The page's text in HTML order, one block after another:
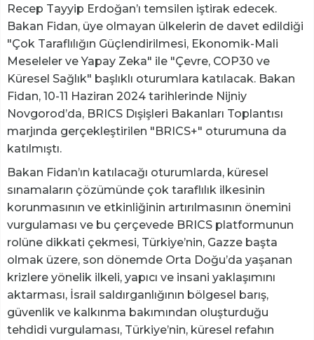
Recep Tayyip Erdoğan’ı temsilen iştirak edecek.
Bakan Fidan, üye olmayan ülkelerin de davet edildiği
"Çok Taraflılığın Güçlendirilmesi, Ekonomik-Mali
Meseleler ve Yapay Zeka" ile "Çevre, COP30 ve
Küresel Sağlık" başlıklı oturumlara katılacak. Bakan
Fidan, 10-11 Haziran 2024 tarihlerinde Nijniy
Novgorod’da, BRICS Dışişleri Bakanları Toplantısı
marjında gerçekleştirilen "BRICS+" oturumuna da
katılmıştı.
Bakan Fidan’ın katılacağı oturumlarda, küresel
sınamaların çözümünde çok taraflılık ilkesinin
korunmasının ve etkinliğinin artırılmasının önemini
vurgulaması ve bu çerçevede BRICS platformunun
rolüne dikkati çekmesi, Türkiye’nin, Gazze başta
olmak üzere, son dönemde Orta Doğu’da yaşanan
krizlere yönelik ilkeli, yapıcı ve insani yaklaşımını
aktarması, İsrail saldırganlığının bölgesel barış,
güvenlik ve kalkınma bakımından oluşturduğu
tehdidi vurgulaması, Türkiye’nin, küresel refahın